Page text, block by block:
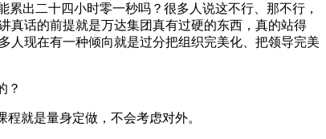
出二十四小时零一秒吗？很多人说这不行、那不行，
真话的前提就是万达集团真有过硬的东西，真的站得
人现在有一种倾向就是过分把组织完美化、把领导完美
？
就是量身定做，不会考虑对外。